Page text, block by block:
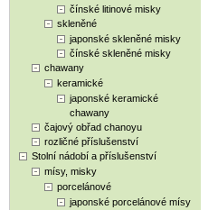
čínské litinové misky
skleněné
japonské skleněné misky
čínské skleněné misky
chawany
keramické
japonské keramické
chawany
čajový obřad chanoyu
rozličné příslušenství
Stolní nádobí a příslušenství
mísy, misky
porcelánové
japonské porcelánové mísy